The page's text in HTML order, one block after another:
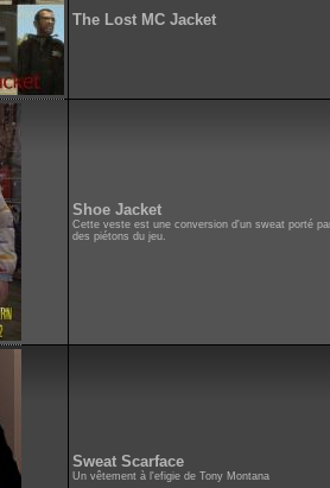
The Lost MC Jacket
Shoe Jacket
Cette veste est une conversion d'un sweat porté
des piétons du jeu.
Sweat Scarface
Un vêtement à l'efigie de Tony Montana